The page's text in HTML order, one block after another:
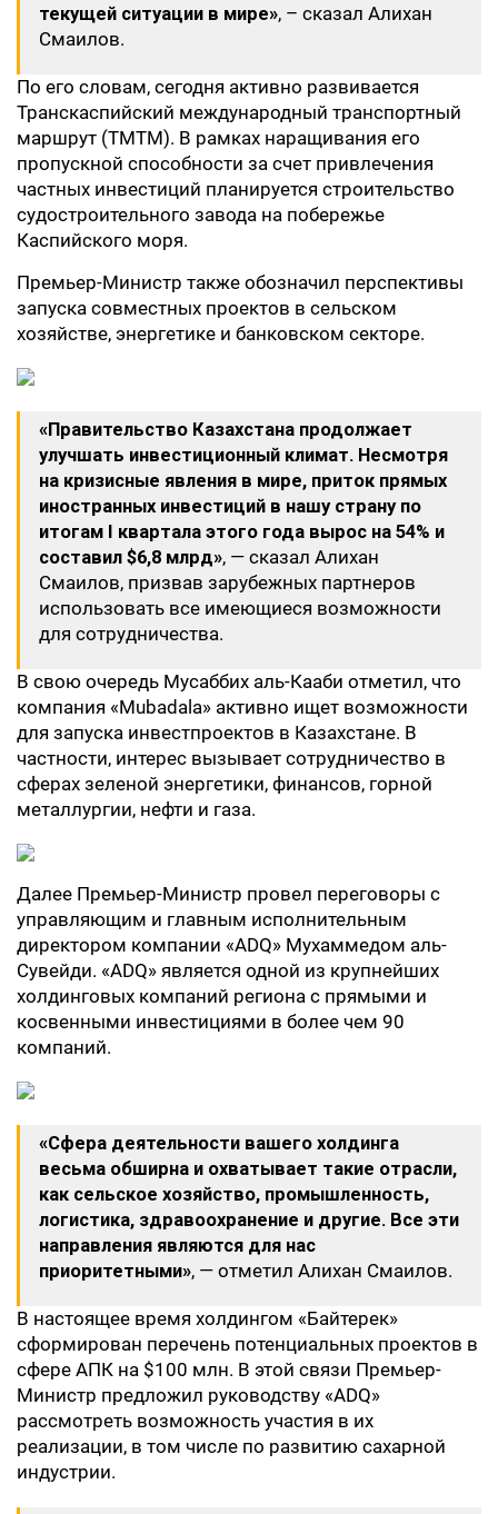
текущей ситуации в мире», – сказал Алихан
Смаилов.
По его словам, сегодня активно развивается
Транскаспийский международный транспортный
маршрут (ТМТМ). В рамках наращивания его
пропускной способности за счет привлечения
частных инвестиций планируется строительство
судостроительного завода на побережье
Каспийского моря.
Премьер-Министр также обозначил перспективы
запуска совместных проектов в сельском
хозяйстве, энергетике и банковском секторе.
«Правительство Казахстана продолжает
улучшать инвестиционный климат. Несмотря
на кризисные явления в мире, приток прямых
иностранных инвестиций в нашу страну по
итогам I квартала этого года вырос на 54% и
составил $6,8 млрд», — сказал Алихан
Смаилов, призвав зарубежных партнеров
использовать все имеющиеся возможности
для сотрудничества.
В свою очередь Мусаббих аль-Кааби отметил, что
компания «Mubadala» активно ищет возможности
для запуска инвестпроектов в Казахстане. В
частности, интерес вызывает сотрудничество в
сферах зеленой энергетики, финансов, горной
металлургии, нефти и газа.
Далее Премьер-Министр провел переговоры с
управляющим и главным исполнительным
директором компании «ADQ» Мухаммедом аль-
Сувейди. «ADQ» является одной из крупнейших
холдинговых компаний региона с прямыми и
косвенными инвестициями в более чем 90
компаний.
«Сфера деятельности вашего холдинга
весьма обширна и охватывает такие отрасли,
как сельское хозяйство, промышленность,
логистика, здравоохранение и другие. Все эти
направления являются для нас
приоритетными», — отметил Алихан Смаилов.
В настоящее время холдингом «Байтерек»
сформирован перечень потенциальных проектов в
сфере АПК на $100 млн. В этой связи Премьер-
Министр предложил руководству «ADQ»
рассмотреть возможность участия в их
реализации, в том числе по развитию сахарной
индустрии.